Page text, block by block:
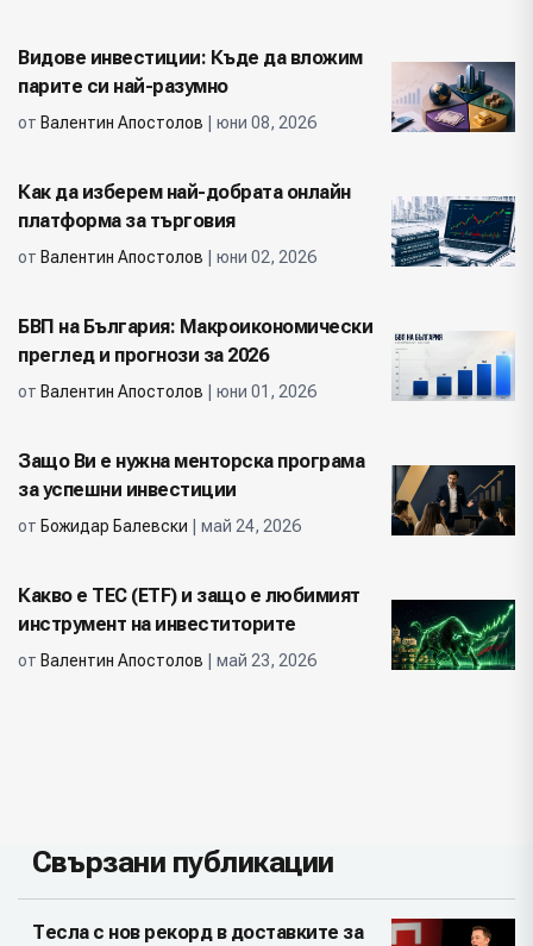
Видове инвестиции: Къде да вложим
парите си най-разумно
от Валентин Апостолов | юни 08, 2026
Как да изберем най-добрата онлайн
платформа за търговия
от Валентин Апостолов | юни 02, 2026
БВП на България: Макроикономически
преглед и прогнози за 2026
от Валентин Апостолов | юни 01, 2026
Защо Ви е нужна менторска програма
за успешни инвестиции
от Божидар Балевски | май 24, 2026
Какво е ТЕС (ETF) и защо е любимият
инструмент на инвеститорите
от Валентин Апостолов | май 23, 2026
Свързани публикации
Тесла с нов рекорд в доставките за